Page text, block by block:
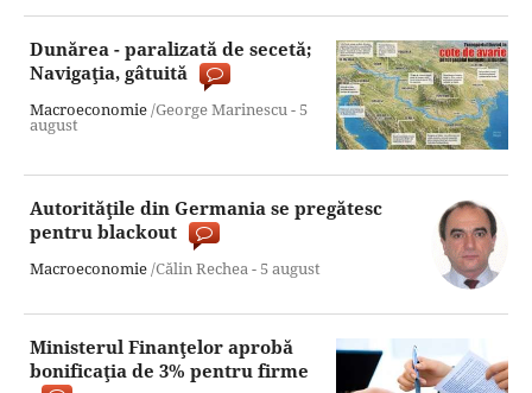
Dunărea - paralizată de secetă;
Navigaţia, gâtuită
Macroeconomie /George Marinescu - 5
august
Autorităţile din Germania se pregătesc
pentru blackout
Macroeconomie /Călin Rechea - 5 august
Ministerul Finanţelor aprobă
bonificaţia de 3% pentru firme